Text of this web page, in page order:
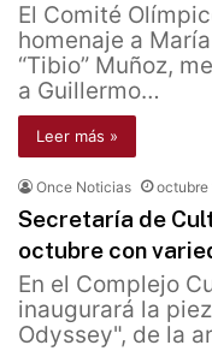
El Comité
homenaje a
“Tibio” Muñoz,
a Guillermo…
Leer más »
Once Noticias octubre
Secretaría de
octubre con
En el Complejo
inaugurará la
Odyssey", de la